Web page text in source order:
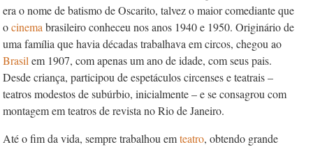
era o nome de batismo de Oscarito, talvez o maior comediante que
ocinema brasileiro conheceu nos anos 1940 e 1950. Originário de
uma família que havia décadas trabalhava em circos, chegou ao
Brasil em 1907, com apenas um ano de idade, com seus pais.
Desde criança, participou de espetáculos circenses e teatrais –
teatros modestos de subúrbio, inicialmente – e se consagrou com
montagem em teatros de revista no Rio de Janeiro.
Até o fim da vida, sempre trabalhou emteatro, obtendo grande